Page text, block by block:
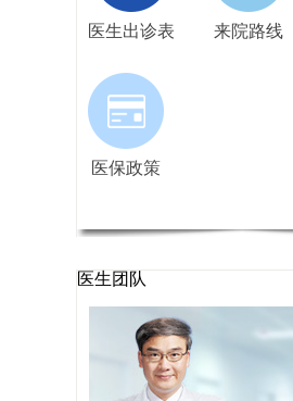
医生出诊表 来院路线
医保政策
医生团队